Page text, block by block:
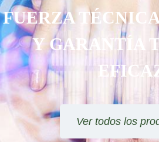
FUERZA
Y GARANTÍA
Ver todos los